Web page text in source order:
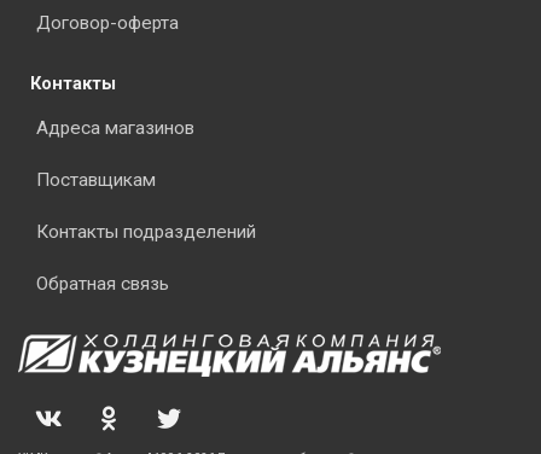
Договор-оферта
Контакты
Адреса магазинов
Поставщикам
Контакты подразделений
Обратная связь